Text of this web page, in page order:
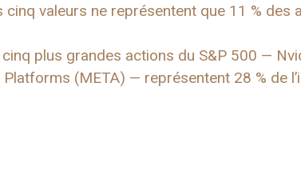
cinq valeurs ne représentent que 11 % des
cinq plus grandes actions du S&P 500 —
(META) — représentent 28 % de